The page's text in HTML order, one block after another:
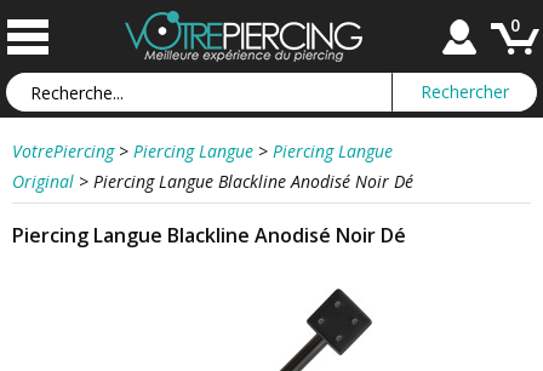
0
VotrePiercing > Piercing Langue > Piercing Langue
Original > Piercing Langue Blackline Anodisé Noir Dé
Piercing Langue Blackline Anodisé Noir Dé